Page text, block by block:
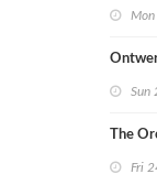
Sun
The
Fri